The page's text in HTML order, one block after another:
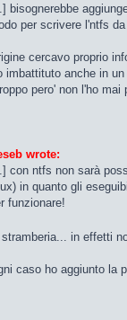
bisognerebbe
per scrivere l'ntfs
cercavo proprio
imbattituto anche in un
pero' non l'ho
wrote:
con ntfs non sarà
in quanto gli
funzionare!
stramberia... in effetti
caso ho aggiunto la